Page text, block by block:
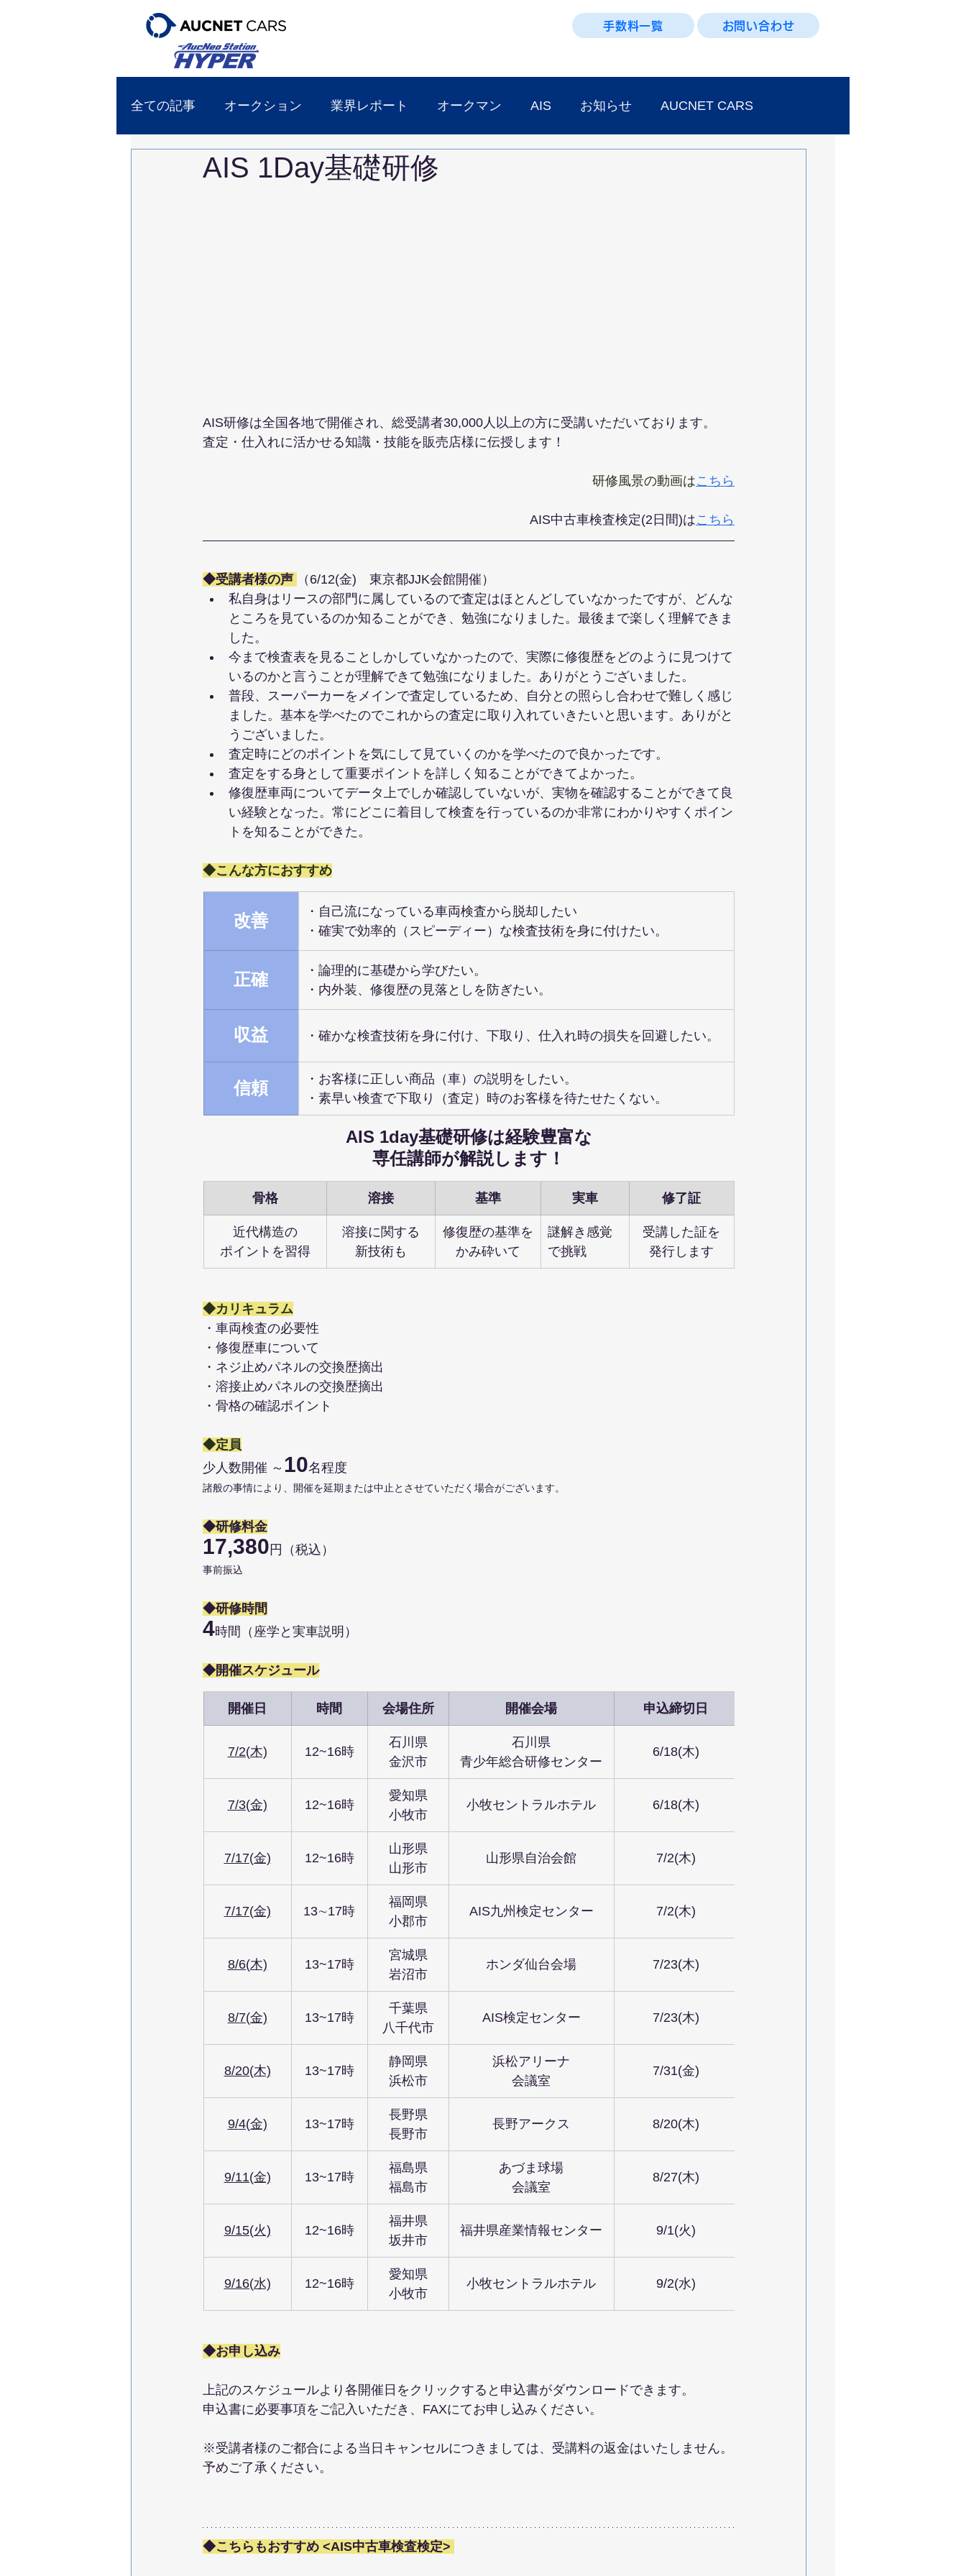
手数料一覧 お問い合わせ
全ての記事 オークション 業界レポート オークマン AIS お知らせ AUCNET CARS
AIS 1Day基礎研修
AIS研修は全国各地で開催され、総受講者30,000人以上の方に受講いただいております。
査定・仕入れに活かせる知識・技能を販売店様に伝授します！
研修風景の動画はこちら
AIS中古車検査検定(2日間)はこちら
◆受講者様の声
（6/12(金)　東京都JJK会館開催）
私自身はリースの部門に属しているので査定はほとんどしていなかったですが、どんな
ところを見ているのか知ることができ、勉強になりました。最後まで楽しく理解できま
した。
今まで検査表を見ることしかしていなかったので、実際に修復歴をどのように見つけて
いるのかと言うことが理解できて勉強になりました。ありがとうございました。
普段、スーパーカーをメインで査定しているため、自分との照らし合わせで難しく感じ
ました。基本を学べたのでこれからの査定に取り入れていきたいと思います。ありがと
うございました。
査定時にどのポイントを気にして見ていくのかを学べたので良かったです。
査定をする身として重要ポイントを詳しく知ることができてよかった。
修復歴車両についてデータ上でしか確認していないが、実物を確認することができて良
い経験となった。常にどこに着目して検査を行っているのか非常にわかりやすくポイン
トを知ることができた。
◆こんな方におすすめ
改善
・自己流になっている車両検査から脱却したい
・確実で効率的（スピーディー）な検査技術を身に付けたい。
正確
・論理的に基礎から学びたい。
・内外装、修復歴の見落としを防ぎたい。
収益 ・確かな検査技術を身に付け、下取り、仕入れ時の損失を回避したい。
信頼
・お客様に正しい商品（車）の説明をしたい。
・素早い検査で下取り（査定）時のお客様を待たせたくない。
AIS 1day基礎研修は経験豊富な
専任講師が解説します！
骨格 溶接 基準 実車 修了証
近代構造の
ポイントを習得
溶接に関する
新技術も
修復歴の基準を
かみ砕いて
謎解き感覚
で挑戦
受講した証を
発行します
◆カリキュラム
・車両検査の必要性
・修復歴車について
・ネジ止めパネルの交換歴摘出
・溶接止めパネルの交換歴摘出
・骨格の確認ポイント
◆定員
少人数開催 ～ 10名程度
諸般の事情により、開催を延期または中止とさせていただく場合がございます。
◆研修料金
17,380円（税込）
事前振込
◆研修時間
4時間（座学と実車説明）
◆開催スケジュール
開催日 時間 会場住所 開催会場 申込締切日
7/2(木) 12~16時
石川県
金沢市
石川県
青少年総合研修センター
6/18(木)
7/3(金) 12~16時
愛知県
小牧市
小牧セントラルホテル 6/18(木)
7/17(金) 12~16時
山形県
山形市
山形県自治会館 7/2(木)
7/17(金) 13∼17時
福岡県
小郡市
AIS九州検定センター 7/2(木)
8/6(木) 13~17時
宮城県
岩沼市
ホンダ仙台会場 7/23(木)
8/7(金) 13~17時
千葉県
八千代市
AIS検定センター 7/23(木)
8/20(木) 13~17時
静岡県
浜松市
浜松アリーナ
会議室
7/31(金)
9/4(金) 13~17時
長野県
長野市
長野アークス 8/20(木)
9/11(金) 13~17時
福島県
福島市
あづま球場
会議室
8/27(木)
9/15(火) 12~16時
福井県
坂井市
福井県産業情報センター 9/1(火)
9/16(水) 12~16時
愛知県
小牧市
小牧セントラルホテル 9/2(水)
◆お申し込み
上記のスケジュールより各開催日をクリックすると申込書がダウンロードできます。
申込書に必要事項をご記入いただき、FAXにてお申し込みください。
※受講者様のご都合による当日キャンセルにつきましては、受講料の返金はいたしません。
予めご了承ください。
◆こちらもおすすめ <AIS中古車検査検定>